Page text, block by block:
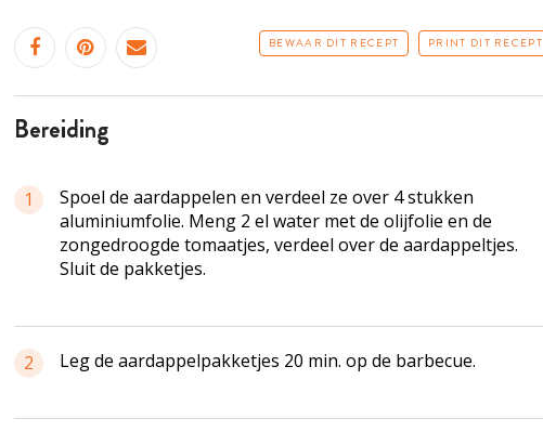
BEWAAR DIT RECEPT PRINT DIT RECEPT
bereiding
1
Spoel de aardappelen en verdeel ze over 4 stukken
aluminiumfolie. Meng 2 el water met de olijfolie en de
zongedroogde tomaatjes, verdeel over de aardappeltjes.
Sluit de pakketjes.
2 Leg de aardappelpakketjes 20 min. op de barbecue.